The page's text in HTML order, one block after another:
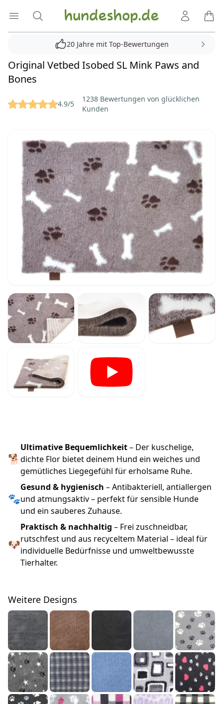
Menü öffnen
Suche Hundeshop.de
20 Jahre mit Top-Bewertungen
Original Vetbed Isobed SL Mink Paws and
Bones
Reviews 4.9/5
1238 Bewertungen von glücklichen
Kunden
🐕
Ultimative Bequemlichkeit– Der kuschelige,
dichte Flor bietet deinem Hund ein weiches und
gemütliches Liegegefühl für erholsame Ruhe.
🐾
Gesund & hygienisch – Antibakteriell, antiallergen
und atmungsaktiv – perfekt für sensible Hunde
und ein sauberes Zuhause.
🐶
Praktisch & nachhaltig – Frei zuschneidbar,
rutschfest und aus recyceltem Material – ideal für
individuelle Bedürfnisse und umweltbewusste
Tierhalter.
Weitere Designs